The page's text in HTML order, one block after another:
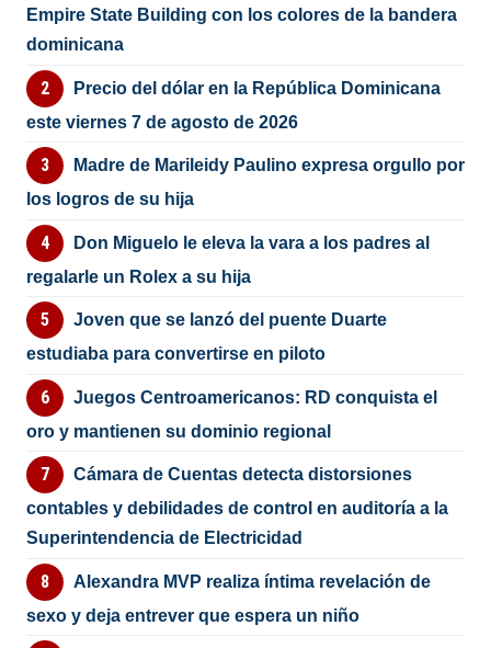
Empire State Building con los colores de la bandera
dominicana
Precio del dólar en la República Dominicana
este viernes 7 de agosto de 2026
Madre de Marileidy Paulino expresa orgullo por
los logros de su hija
Don Miguelo le eleva la vara a los padres al
regalarle un Rolex a su hija
Joven que se lanzó del puente Duarte
estudiaba para convertirse en piloto
Juegos Centroamericanos: RD conquista el
oro y mantienen su dominio regional
Cámara de Cuentas detecta distorsiones
contables y debilidades de control en auditoría a la
Superintendencia de Electricidad
Alexandra MVP realiza íntima revelación de
sexo y deja entrever que espera un niño